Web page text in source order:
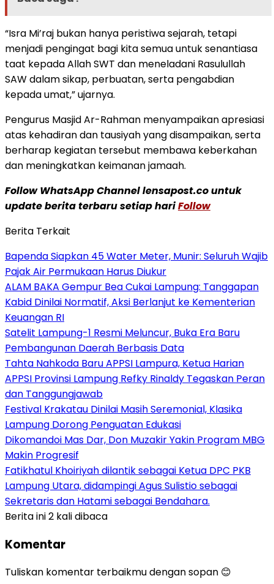
“Isra Mi’raj bukan hanya peristiwa sejarah, tetapi
menjadi pengingat bagi kita semua untuk senantiasa
taat kepada Allah SWT dan meneladani Rasulullah
SAW dalam sikap, perbuatan, serta pengabdian
kepada umat,” ujarnya.
Pengurus Masjid Ar-Rahman menyampaikan apresiasi
atas kehadiran dan tausiyah yang disampaikan, serta
berharap kegiatan tersebut membawa keberkahan
dan meningkatkan keimanan jamaah.
Follow WhatsApp Channel lensapost.co untuk
update berita terbaru setiap hariFollow
Berita Terkait
‎Bapenda Siapkan 45 Water Meter, Munir: Seluruh Wajib
Pajak Air Permukaan Harus Diukur
ALAM BAKA Gempur Bea Cukai Lampung: Tanggapan
Kabid Dinilai Normatif, Aksi Berlanjut ke Kementerian
Keuangan RI
Satelit Lampung-1 Resmi Meluncur, Buka Era Baru
Pembangunan Daerah Berbasis Data
Tahta Nahkoda Baru APPSI Lampura, Ketua Harian
APPSI Provinsi Lampung Refky Rinaldy Tegaskan Peran
dan Tanggungjawab
Festival Krakatau Dinilai Masih Seremonial, Klasika
Lampung Dorong Penguatan Edukasi
Dikomandoi Mas Dar, Don Muzakir Yakin Program MBG
Makin Progresif
Fatikhatul Khoiriyah dilantik sebagai Ketua DPC PKB
Lampung Utara, didampingi Agus Sulistio sebagai
Sekretaris dan Hatami sebagai Bendahara.
Berita ini 2 kali dibaca
Komentar
Tuliskan komentar terbaikmu dengan sopan 😊